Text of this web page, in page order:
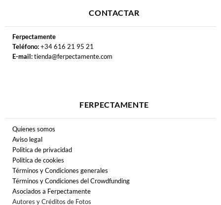
CONTACTAR
Ferpectamente
Teléfono:+34 616 21 95 21
E-mail:tienda@ferpectamente.com
FERPECTAMENTE
Quienes somos
Aviso legal
Politica de privacidad
Politica de cookies
Términos y Condiciones generales
Términos y Condiciones del Crowdfunding
Asociados a Ferpectamente
Autores y Créditos de Fotos